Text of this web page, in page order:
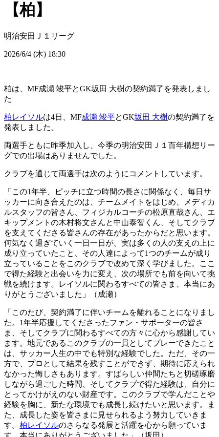
【柏】
明治安田Ｊ１リーグ
2026/6/4 (木) 18:30
柏は、MF成瀬 竣平とGK坂田 大樹の契約満了を発表しまし
た
柏レイソルは4日、MF成瀬 竣平とGK坂田 大樹の契約満了を
発表しました。
両選手ともに昨季加入し、今季の明治安田Ｊ１百年構想リー
グでの出場はありませんでした。
クラブを通じて両選手は次のようにコメントしています。
「この1年半、ピッチに立つ時間の長さに関係なく、毎日サ
ッカーに向き合えたのは、チームメイトをはじめ、メディカ
ルスタッフの皆さん、フィジカルコーチの松原直哉さん、エ
キップメントの木村将文さんと中山泰智くん、そしてクラブ
を支えてくださる皆さんの存在があったからだと思います。
何気なく過ぎていく一日一日が、実は多くの人の支えの上に
成り立っていたこと、その人達によって1つのチームが成り
立っていることをこのクラブで改めて深く学びました。ここ
で得た経験と出会いを力に変え、次の場所でも前を向いて挑
戦を続けます。レイソルに関わるすべての皆さま、本当にあ
りがとうございました」（成瀬）
「このたび、契約満了に伴いチームを離れることになりまし
た。1年半応援してくださったファン・サポーターの皆さ
ま、そしてクラブに関わるすべての方々に心から感謝してい
ます。地元であるこのクラブの一員としてプレーできたこと
は、サッカー人生の中でも特別な経験でした。ただ、その一
方で、プロとして結果を残すことができず、期待に応えられ
なかった悔しさもあります。すばらしい仲間たちと切磋琢磨
しながら過ごした時間、そしてクラブで得た経験は、自分に
とってかけがえのない財産です。このクラブで学んだことや
経験を胸に、新たな環境でも成長し続けたいと思います。ま
た、成長した姿を皆さまに見せられるよう努力していきま
す。 柏レイソルのさらなる発展と活躍を心から願っていま